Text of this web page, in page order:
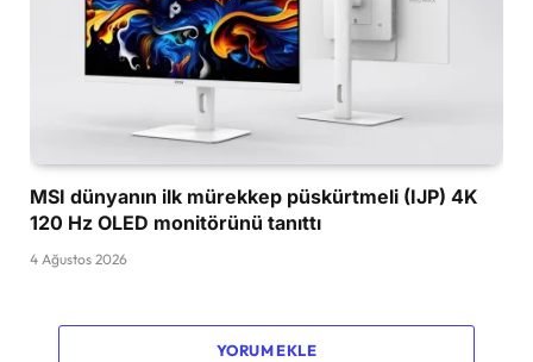
MSI dünyanın ilk mürekkep püskürtmeli (IJP) 4K
120 Hz OLED monitörünü tanıttı
4 Ağustos 2026
YORUM EKLE